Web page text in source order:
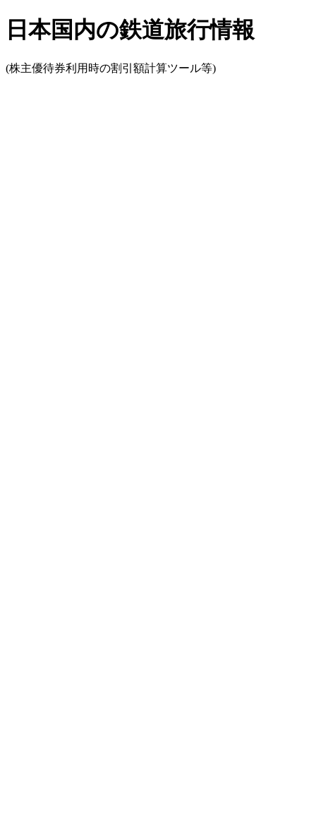
日本国内の鉄道旅行情報
(株主優待券利用時の割引額計算ツール等)